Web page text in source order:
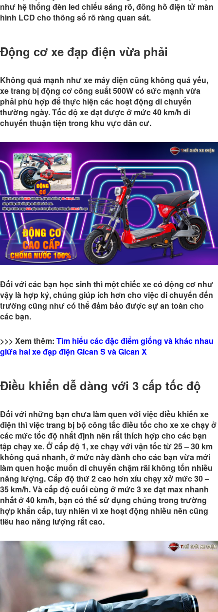
như hệ thống đèn led chiếu sáng rõ, đồng hồ điện tử màn
hình LCD cho thông số rõ ràng quan sát.
Động cơ xe đạp điện vừa phải
Không quá mạnh như xe máy điện cũng không quá yếu,
xe trang bị động cơ công suất 500W có sức mạnh vừa
phải phù hợp để thực hiện các hoạt động di chuyển
thường ngày. Tốc độ xe đạt được ở mức 40 km/h di
chuyển thuận tiện trong khu vực dân cư.
Đối với các bạn học sinh thì một chiếc xe có động cơ như
vậy là hợp ký, chúng giúp ích hơn cho việc di chuyển đến
trường cũng như có thể đảm bảo được sự an toàn cho
các bạn.
>>> Xem thêm: Tìm hiểu các đặc điểm giống và khác nhau
giữa hai xe đạp điện Gican S và Gican X
Điều khiển dễ dàng với 3 cấp tốc độ
Đối với những bạn chưa làm quen với việc điều khiển xe
điện thì việc trang bị bộ công tắc điều tốc cho xe xe chạy ở
các mức tốc độ nhất định nên rất thích hợp cho các bạn
tập chạy xe. Ở cấp độ 1, xe chạy với vận tốc từ 25 – 30 km
không quá nhanh, ở mức này dành cho các bạn vừa mới
làm quen hoặc muốn di chuyển chậm rãi không tốn nhiều
năng lượng. Cấp độ thứ 2 cao hơn xíu chạy xở mức 30 –
35 km/h. Và cấp độ cuối cùng ở mức 3 xe đạt max nhanh
nhất ở 40 km/h, bạn có thể sử dụng chúng trong trường
hợp khẩn cấp, tuy nhiên vì xe hoạt động nhiều nên cũng
tiêu hao năng lượng rất cao.